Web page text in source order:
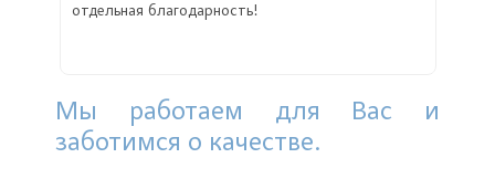
отдельная благодарность!
Мы работаем для Вас и
заботимся о качестве.